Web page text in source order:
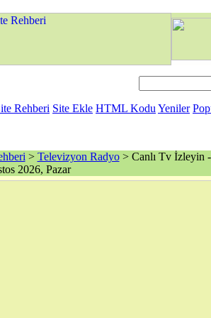
Rehberi Site Ekle HTML Kodu Yeniler
> Televizyon Radyo> Canlı Tv İzleyin
2026, Pazar